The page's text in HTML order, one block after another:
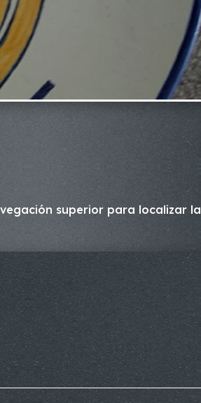
superior para localizar la